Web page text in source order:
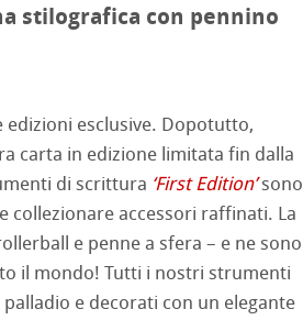
stilografica con pennino
esclusive. Dopotutto,
carta in edizione limitata fin dalla
di scrittura ‘First Edition’sono
collezionare accessori raffinati. La
e penne a sfera – e ne sono
il mondo! Tutti i nostri strumenti
e decorati con un elegante